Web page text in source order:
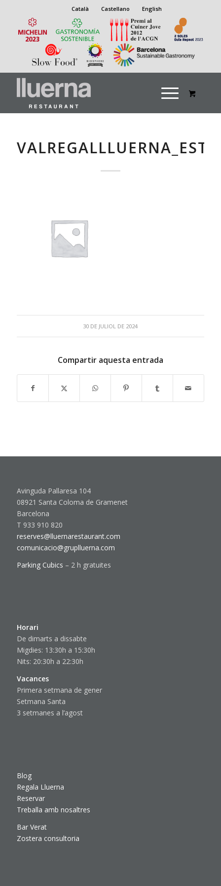
Català Castellano English
30 DE JULIOL DE 2024
Compartir aquesta entrada
Avinguda Pallaresa 104
08921 Santa Coloma de Gramenet
Barcelona
T 933 910 820
reserves@lluernarestaurant.com
comunicacio@gruplluerna.com
Parking Cubics – 2 h gratuites
Horari
De dimarts a dissabte
Migdies: 13:30h a 15:30h
Nits: 20:30h a 22:30h
Vacances
Primera setmana de gener
Setmana Santa
3 setmanes a l’agost
Blog
Regala Lluerna
Reservar
Treballa amb nosaltres
Bar Verat
Zostera consultoria